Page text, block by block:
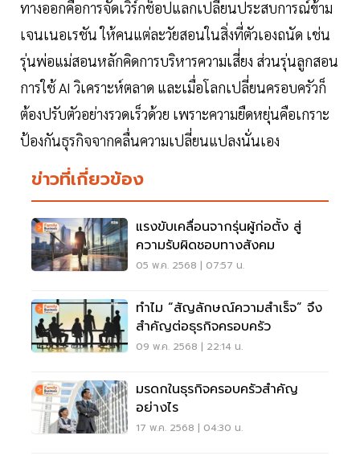
ทางออกคือการจัดเวิร์กช็อปแลกเปลี่ยนประสบการณ์ข้าม
เจนเนอเรชัน ให้คนแต่ละวัยสอนในสิ่งที่ตัวเองถนัด เช่น
รุ่นพ่อแม่สอนหลักคิดการบริหารความเสี่ยง ส่วนรุ่นลูกสอน
การใช้ AI วิเคราะห์ตลาด และเมื่อโลกเปลี่ยนครอบครัวก็
ต้องปรับตัวอย่างรวดเร็วด้วย เพราะความยืดหยุ่นคือเกราะ
ป้องกันธุรกิจจากคลื่นความเปลี่ยนแปลงนั่นเอง
ข่าวที่เกี่ยวข้อง
แรงขับเคลื่อนจากรุ่นผู้ก่อตั้ง สู่
ความรับผิดชอบทางสังคม
05 พ.ค. 2568 | 07:57 น.
ทำไม “สัญลักษณ์ความสำเร็จ” จึง
สำคัญต่อธุรกิจครอบครัว
09 พ.ค. 2568 | 22:14 น.
มรดกในธุรกิจครอบครัวสำคัญ
อย่างไร
17 พ.ค. 2568 | 04:30 น.